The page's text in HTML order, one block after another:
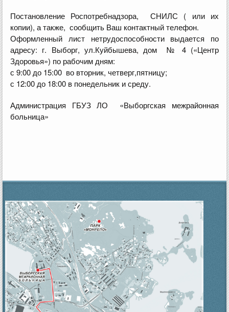
Постановление Роспотребнадзора, СНИЛС ( или их
копии), а также, сообщить Ваш контактный телефон.
Оформленный лист нетрудоспособности выдается по
адресу: г. Выборг, ул.Куйбышева, дом № 4 («Центр
Здоровья») по рабочим дням:
с 9:00 до 15:00 во вторник, четверг,пятницу;
с 12:00 до 18:00 в понедельник и среду.
Администрация ГБУЗ ЛО «Выборгская межрайонная
больница»